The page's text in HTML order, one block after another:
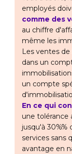
employés
comme des
au chiffre
même les
Les ventes
dans un
un compte
En ce qui
une tolérance
jusqu'à
services sans
avantage en